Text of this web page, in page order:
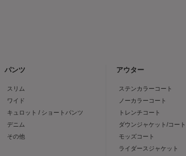
パンツ
スリム
ワイド
キュロット / ショートパンツ
デニム
その他
アウター
ステンカラーコート
ノーカラーコート
トレンチコート
ダウンジャケット/コート
モッズコート
ライダースジャケット